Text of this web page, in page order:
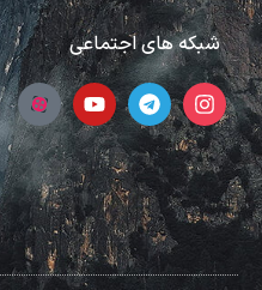
شبکه های اجتماعی